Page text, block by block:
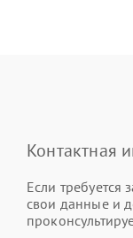
Контактная
Если требуется
свои данные и